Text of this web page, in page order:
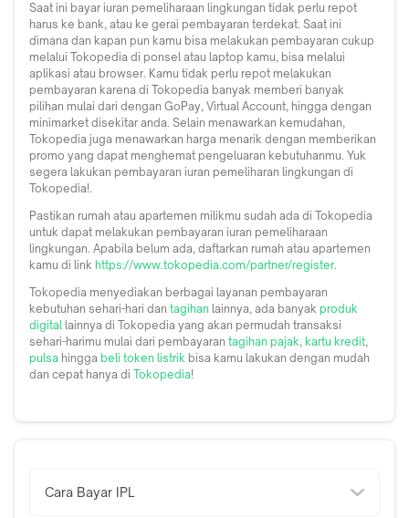
Saat ini bayar iuran pemeliharaan lingkungan tidak perlu repot
harus ke bank, atau ke gerai pembayaran terdekat. Saat ini
dimana dan kapan pun kamu bisa melakukan pembayaran cukup
melalui Tokopedia di ponsel atau laptop kamu, bisa melalui
aplikasi atau browser. Kamu tidak perlu repot melakukan
pembayaran karena di Tokopedia banyak memberi banyak
pilihan mulai dari dengan GoPay, Virtual Account, hingga dengan
minimarket disekitar anda. Selain menawarkan kemudahan,
Tokopedia juga menawarkan harga menarik dengan memberikan
promo yang dapat menghemat pengeluaran kebutuhanmu. Yuk
segera lakukan pembayaran iuran pemeliharan lingkungan di
Tokopedia!.
Pastikan rumah atau apartemen milikmu sudah ada di Tokopedia
untuk dapat melakukan pembayaran iuran pemeliharaan
lingkungan. Apabila belum ada, daftarkan rumah atau apartemen
kamu di link https://www.tokopedia.com/partner/register.
Tokopedia menyediakan berbagai layanan pembayaran
kebutuhan sehari-hari dan tagihan lainnya, ada banyak produk
digital lainnya di Tokopedia yang akan permudah transaksi
sehari-harimu mulai dari pembayaran tagihan pajak, kartu kredit,
pulsa hingga beli token listrik bisa kamu lakukan dengan mudah
dan cepat hanya di Tokopedia!
Cara Bayar IPL